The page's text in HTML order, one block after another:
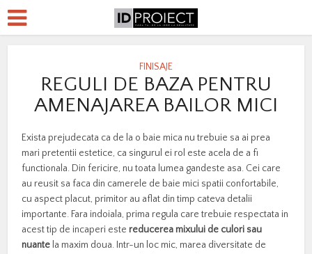
FINISAJE
REGULI DE BAZA PENTRU
AMENAJAREA BAILOR MICI
Exista prejudecata ca de la o baie mica nu trebuie sa ai prea
mari pretentii estetice, ca singurul ei rol este acela de a fi
functionala. Din fericire, nu toata lumea gandeste asa. Cei care
au reusit sa faca din camerele de baie mici spatii confortabile,
cu aspect placut, primitor au aflat din timp cateva detalii
importante. Fara indoiala, prima regula care trebuie respectata in
acest tip de incaperi este reducerea mixului de culori sau
nuante la maxim doua. Intr-un loc mic, marea diversitate de